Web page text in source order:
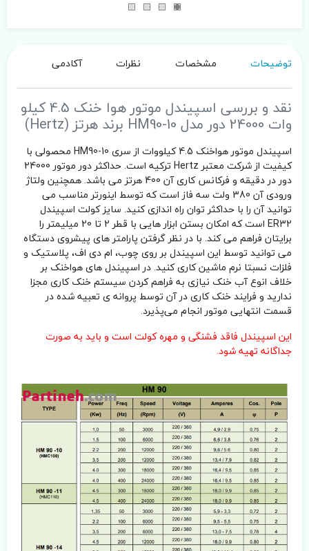
توضیحات مشخصات نظرات آکادمی
نقد و بررسی اسپیندل موتور هوا خنک 4.5 کیلو
وات 24000 دور مدل HM90-10 برند هرتز (Hertz)
اسپیندل موتور هواخنک 4.5 کیلووات از سری HM90-10 محصولی با
کیفیت از شرکت معتبر Hertz ترکیه است. حداکثر دور موتور 24000
دور در دقیقه و فرکانس کاری آن 400 هرتز می باشد. همچنین ولتاژ
ورودی آن 380 ولت سه فاز است که توسط اینورتر مناسب می
توانید آن را با حداکثر توان راه اندازی کنید. سایز کولت اسپیندل
ER32 است که امکان بستن ابزار هایی با قطر 2 تا 20 میلیمتر را
برایتان فراهم می کند. با در نظر گرفتن پارامتر های پیشروی دستگاه
می توانید توسط این اسپیندل بر روی چوب، ام دی اف، پلاستیک و
فلزات نسبتا نرم ماشین کاری کنید. در اسپیندل های هواخنک بر
خلاف انوع آب خنک نیازی به فراهم کردن سیستم خنک کاری مجزا
ندارید و فرایند خنک کاری در آن توسط پروانه ی تعبیه شده در
قسمت انتهایی موتور انجام می‌پذیرد.
این اسپیندل فاقد فشنگی و مهره کولت است و باید به صورت
جداگانه تهیه شود.